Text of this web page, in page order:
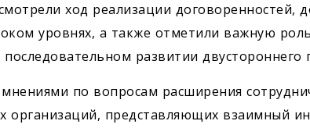
ход реализации договоренностей,
уровнях, а также отметили важную
развитии двустороннего
по вопросам расширения
организаций, представляющих взаимный